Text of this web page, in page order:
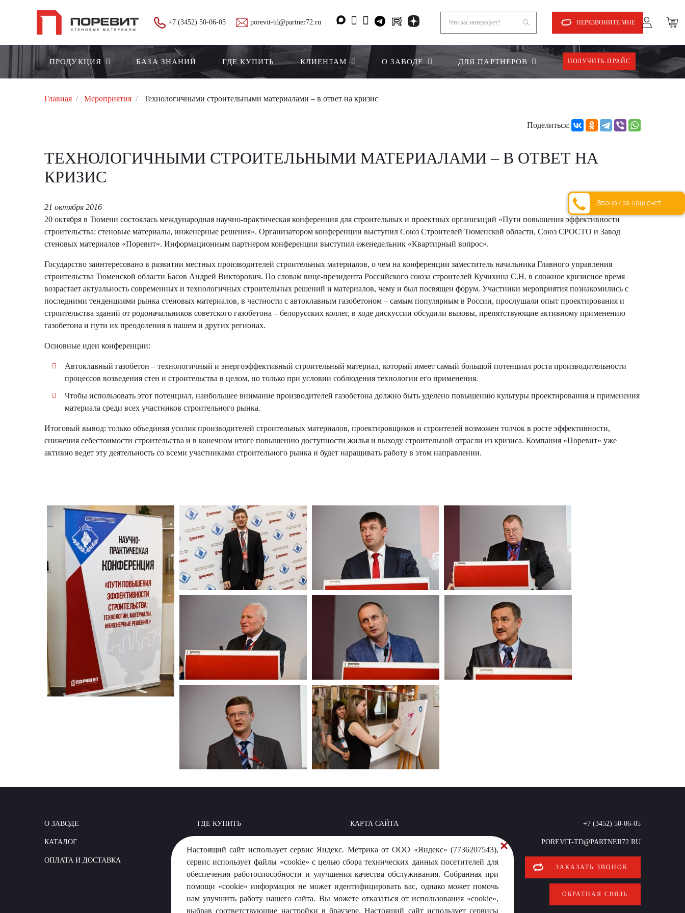
+7 (3452) 50-06-05 porevit-td@partner72.ru ПЕРЕЗВОНИТЕ МНЕ
ПРОДУКЦИЯ БАЗА ЗНАНИЙ ГДЕ КУПИТЬ КЛИЕНТАМ О ЗАВОДЕ ДЛЯ ПАРТНЕРОВ ПОЛУЧИТЬ ПРАЙС
Главная Мероприятия Технологичными строительными материалами – в ответ на кризис
Поделиться:
ТЕХНОЛОГИЧНЫМИ СТРОИТЕЛЬНЫМИ МАТЕРИАЛАМИ – В ОТВЕТ НА
КРИЗИС
21 октября 2016
20 октября в Тюмени состоялась международная научно-практическая конференция для строительных и проектных организаций «Пути повышения эффективности
строительства: стеновые материалы, инженерные решения». Организатором конференции выступил Союз Строителей Тюменской области, Союз СРОСТО и Завод
стеновых материалов «Поревит». Информационным партнером конференции выступил еженедельник «Квартирный вопрос».
Государство заинтересовано в развитии местных производителей строительных материалов, о чем на конференции заместитель начальника Главного управления
строительства Тюменской области Басов Андрей Викторович. По словам вице-президента Российского союза строителей Кучихина С.Н. в сложное кризисное время
возрастает актуальность современных и технологичных строительных решений и материалов, чему и был посвящен форум. Участники мероприятия познакомились с
последними тенденциями рынка стеновых материалов, в частности с автоклавным газобетоном – самым популярным в России, прослушали опыт проектирования и
строительства зданий от родоначальников советского газобетона – белорусских коллег, в ходе дискуссии обсудили вызовы, препятствующие активному применению
газобетона и пути их преодоления в нашем и других регионах.
Основные идеи конференции:
Автоклавный газобетон – технологичный и энергоэффективный строительный материал, который имеет самый большой потенциал роста производительности
процессов возведения стен и строительства в целом, но только при условии соблюдения технологии его применения.
Чтобы использовать этот потенциал, наибольшее внимание производителей газобетона должно быть уделено повышению культуры проектирования и применения
материала среди всех участников строительного рынка.
Итоговый вывод: только объединяя усилия производителей строительных материалов, проектировщиков и строителей возможен толчок в росте эффективности,
снижения себестоимости строительства и в конечном итоге повышению доступности жилья и выходу строительной отрасли из кризиса. Компания «Поревит» уже
активно ведет эту деятельность со всеми участниками строительного рынка и будет наращивать работу в этом направлении.
О ЗАВОДЕ
КАТАЛОГ
ОПЛАТА И ДОСТАВКА
ГДЕ КУПИТЬ
ВОПРОС-ОТВЕТ
КАРТА САЙТА +7 (3452) 50-06-05
POREVIT-TD@PARTNER72.RU
ЗАКАЗАТЬ ЗВОНОК
ОБРАТНАЯ СВЯЗЬ
Настоящий сайт использует сервис Яндекс. Метрика от ООО «Яндекс» (7736207543),
сервис использует файлы «cookie» с целью сбора технических данных посетителей для
обеспечения работоспособности и улучшения качества обслуживания. Собранная при
помощи «cookie» информация не может идентифицировать вас, однако может помочь
нам улучшить работу нашего сайта. Вы можете отказаться от использования «cookie»,
выбрав соответствующие настройки в браузере. Настоящий сайт использует сервисы
Звонок за наш счёт